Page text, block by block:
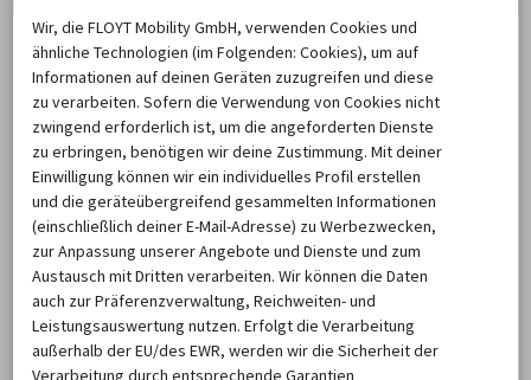
Ebenso kommen im Hochsommer viele Urlauber zu
einem kurzen Wochenendtrip in die Region. Dann muss
man jedoch mit etwas höheren Preisen aufgrund der
gestiegenen Nachfrage rechnen. Ein Tipp für alle, die ein
Auto mieten und Hennigsdorf erkunden möchten:
Bemühen Sie sich über billiger-mietwagen.de rechtzeitig
um eine Option. Wer über einen Monat vorab nachschaut,
findet oftmals bessere Angebote, kann auf die komplette
Auswahl an Mietwagen zurückgreifen und beim Preis
deutlich sparen. Abseits der Feiertage und der Ferien sind
kurzfristige Buchungen kein Problem. Auch hier ist eine
Wir, die FLOYT Mobility GmbH, verwenden Cookies und
ähnliche Technologien (im Folgenden: Cookies), um auf
Informationen auf deinen Geräten zuzugreifen und diese
zu verarbeiten. Sofern die Verwendung von Cookies nicht
zwingend erforderlich ist, um die angeforderten Dienste
zu erbringen, benötigen wir deine Zustimmung. Mit deiner
Einwilligung können wir ein individuelles Profil erstellen
und die geräteübergreifend gesammelten Informationen
(einschließlich deiner E-Mail-Adresse) zu Werbezwecken,
zur Anpassung unserer Angebote und Dienste und zum
Austausch mit Dritten verarbeiten. Wir können die Daten
auch zur Präferenzverwaltung, Reichweiten- und
Leistungsauswertung nutzen. Erfolgt die Verarbeitung
außerhalb der EU/des EWR, werden wir die Sicherheit der
Verarbeitung durch entsprechende Garantien